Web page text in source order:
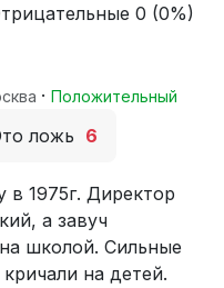
0 (0%)
· Положительный
ложь 6
в 1975г. Директор
а завуч
школой. Сильные
на детей.